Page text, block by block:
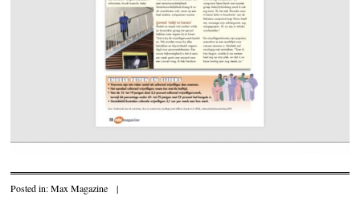
Posted in:Max Magazine |